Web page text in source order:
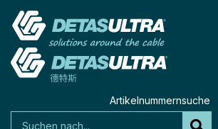
Artikelnummernsuche